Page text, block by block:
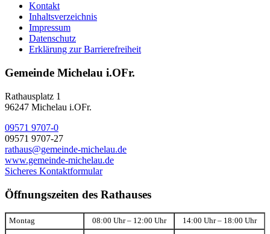
Kontakt
Inhaltsverzeichnis
Impressum
Datenschutz
Erklärung zur Barrierefreiheit
Gemeinde Michelau i.OFr.
Rathausplatz 1
96247 Michelau i.OFr.
09571 9707-0
09571 9707-27
rathaus@gemeinde-michelau.de
www.gemeinde-michelau.de
Sicheres Kontaktformular
Öffnungszeiten des Rathauses
Montag 08:00 Uhr – 12:00 Uhr 14:00 Uhr – 18:00 Uhr